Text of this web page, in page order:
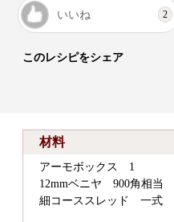
いいね 2
このレシピをシェア
材料
アーモボックス 1
12mmベニヤ 900角相当
細コーススレッド 一式